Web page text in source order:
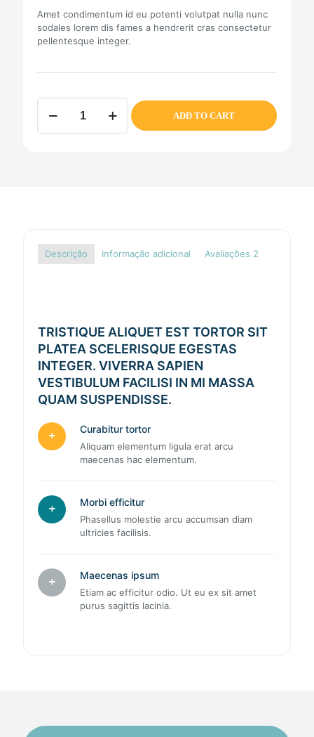
$15.00
de 5, com
baseado
em
avaliação
Amet condimentum id eu potenti volutpat nulla nunc
sodales lorem dis fames a hendrerit cras consectetur
pellentesque integer.
Floor
lamp
quantidade
ADD TO CART
Descrição Informação adicional Avaliações 2
TRISTIQUE ALIQUET EST TORTOR SIT
PLATEA SCELERISQUE EGESTAS
INTEGER. VIVERRA SAPIEN
VESTIBULUM FACILISI IN MI MASSA
QUAM SUSPENDISSE.
Curabitur tortor
Aliquam elementum ligula erat arcu
maecenas hac elementum.
Morbi efficitur
Phasellus molestie arcu accumsan diam
ultricies facilisis.
Maecenas ipsum
Etiam ac efficitur odio. Ut eu ex sit amet
purus sagittis lacinia.